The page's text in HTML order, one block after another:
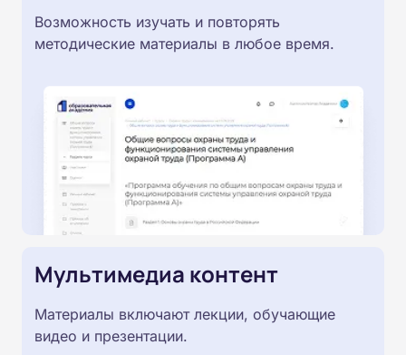
Возможность изучать и повторять
методические материалы в любое время.
Мультимедиа контент
Материалы включают лекции, обучающие
видео и презентации.